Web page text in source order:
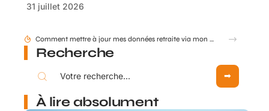
31 juillet 2026
Comment mettre à jour mes données retraite via mon compte Agirc Arrco par France Connect ?
Recherche
À lire absolument